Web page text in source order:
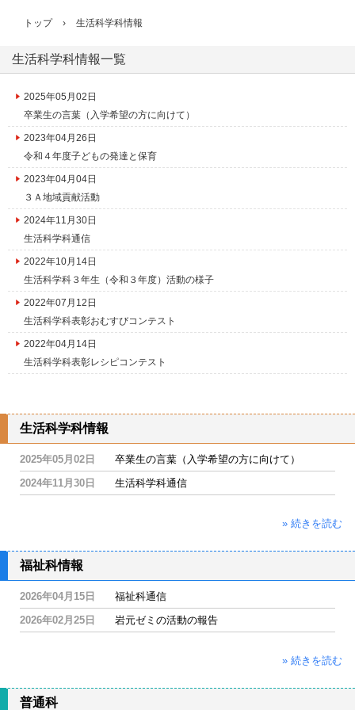
トップ › 生活科学科情報
生活科学科情報一覧
2025年05月02日
卒業生の言葉（入学希望の方に向けて）
2023年04月26日
令和４年度子どもの発達と保育
2023年04月04日
３Ａ地域貢献活動
2024年11月30日
生活科学科通信
2022年10月14日
生活科学科３年生（令和３年度）活動の様子
2022年07月12日
生活科学科表彰おむすびコンテスト
2022年04月14日
生活科学科表彰レシピコンテスト
生活科学科情報
2025年05月02日
卒業生の言葉（入学希望の方に向けて）
2024年11月30日
生活科学科通信
» 続きを読む
福祉科情報
2026年04月15日
福祉科通信
2026年02月25日
岩元ゼミの活動の報告
» 続きを読む
普通科